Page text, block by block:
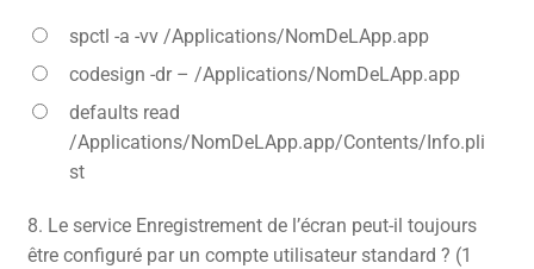
spctl -a -vv /Applications/NomDeLApp.app
codesign -dr – /Applications/NomDeLApp.app
defaults read
/Applications/NomDeLApp.app/Contents/Info.pli
st
8. Le service Enregistrement de l’écran peut-il toujours
être configuré par un compte utilisateur standard ? (1